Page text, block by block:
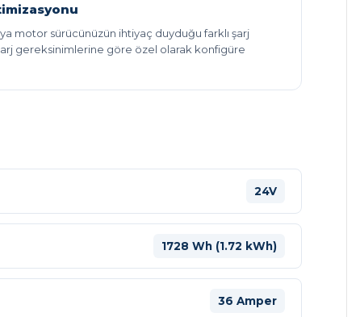
motor sürücünüzün ihtiyaç duyduğu farklı şarj
gereksinimlerine göre özel olarak konfigüre
24V
1728 Wh (1.72 kWh)
36 Amper